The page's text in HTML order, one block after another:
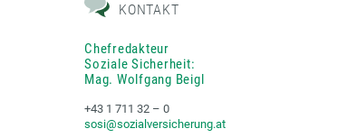
KONTAKT
Chefredakteur
Soziale Sicherheit:
Mag. Wolfgang Beigl
+43 1 711 32 – 0
sosi@sozialversicherung.at